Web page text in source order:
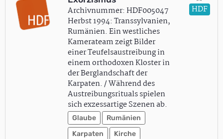
Archivnummer: HDF005047
Herbst 1994: Transsylvanien,
Rumänien. Ein westliches
Kamerateam zeigt Bilder
einer Teufelsaustreibung in
einem orthodoxen Kloster in
der Berglandschaft der
Karpaten. / Während des
Austreibungsrituals spielen
sich exzessartige Szenen ab.
Glaube
Rumänien
Karpaten
Kirche
HDF